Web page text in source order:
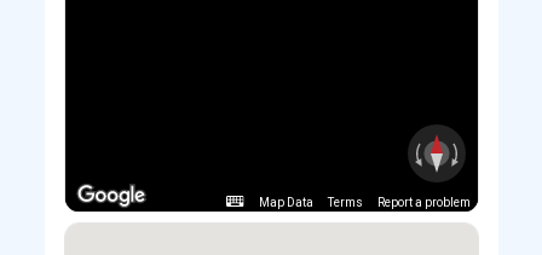
Map Data Terms Report a problem